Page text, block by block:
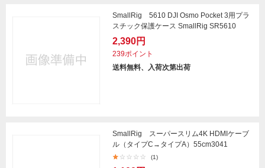
SmallRig 5610 DJI Osmo Pocket 3用プラ
スチック保護ケース SmallRig SR5610
2,390円
239ポイント
送料無料、入荷次第出荷
SmallRig スーパースリム4K HDMIケーブ
ル（タイプC→タイプA）55cm3041
(1)